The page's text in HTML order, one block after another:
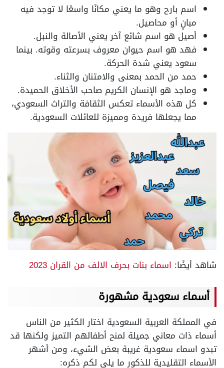
اسم بارح وهو ما يعني مكانًا واسعًا لا توجد فيه
مبانٍ أو محاصيل.
أصيل هو اسم شائع آخر يعني الأصالة والنبل.
فهد هو اسم حيوان معروف بسرعته وقوته. بينما
سعود يعني شدة الحركة.
حمد من الحمد بمعنى والامتنان والثناء.
وماجد هو الإنسان الكريم صاحب الأخلاق الحميدة.
كل هذه الأسماء تعكس الثقافة والتراث السعودي،
مما يجعلها فريدة ومميزة للعائلات السعودية.
شاهد أيضًا: اسماء بنات بحرف الالف من القران 2023
أسماء سعودية مشهورة
في المملكة العربية السعودية اختار الكثير من الناس
أسماء ذات معاني جميلة لمنح أطفالهم التميز ولكنها قد
تبدو اسماء سعودية غريبة بعض الشيء، ومن أشهر
الأسماء التقليدية للذكور ما يلي لكم ذكره: